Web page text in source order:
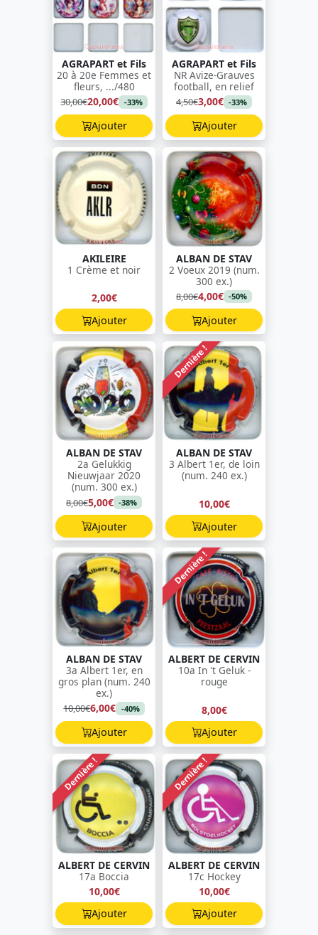
AGRAPART et Fils
20 à 20e Femmes et
fleurs, .../480
30,00€20,00€ -33%
Ajouter
AGRAPART et Fils
NR Avize-Grauves
football, en relief
4,50€3,00€ -33%
Ajouter
AKILEIRE
1 Crème et noir
2,00€
Ajouter
ALBAN DE STAV
2 Voeux 2019 (num.
300 ex.)
8,00€4,00€ -50%
Ajouter
ALBAN DE STAV
2a Gelukkig
Nieuwjaar 2020
(num. 300 ex.)
8,00€5,00€ -38%
Ajouter
Dernière !
ALBAN DE STAV
3 Albert 1er, de loin
(num. 240 ex.)
10,00€
Ajouter
ALBAN DE STAV
3a Albert 1er, en
gros plan (num. 240
ex.)
10,00€6,00€ -40%
Ajouter
Dernière !
ALBERT DE CERVIN
10a In 't Geluk -
rouge
8,00€
Ajouter
Dernière !
ALBERT DE CERVIN
17a Boccia
10,00€
Ajouter
Dernière !
ALBERT DE CERVIN
17c Hockey
10,00€
Ajouter